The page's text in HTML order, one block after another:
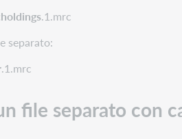
.1.mrc
separato:
.1.mrc
file separato con